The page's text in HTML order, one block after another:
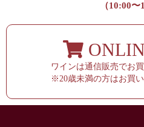
（10:00〜
ワインは通信販売でお
※20歳未満の方はお買